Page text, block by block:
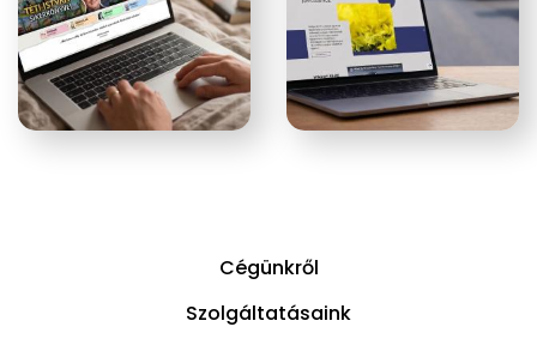
Cégünkről
Szolgáltatásaink